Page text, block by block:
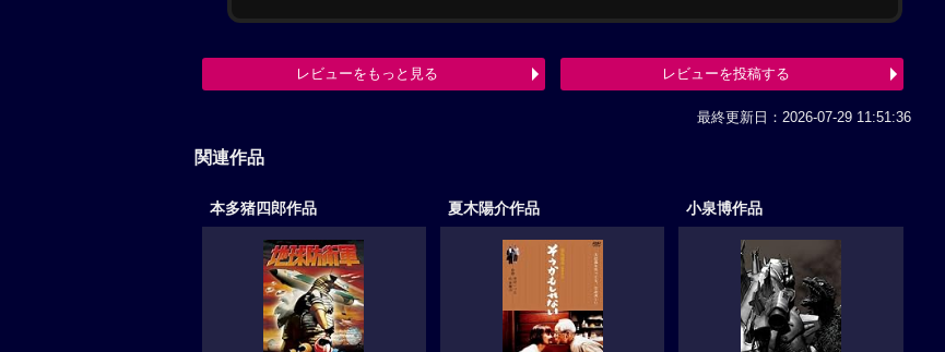
レビューをもっと見る レビューを投稿する
最終更新日：2026-07-29 11:51:36
関連作品
本多猪四郎作品 夏木陽介作品 小泉博作品